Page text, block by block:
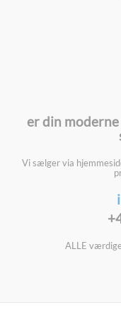
er din
Vi sælger via
ALLE